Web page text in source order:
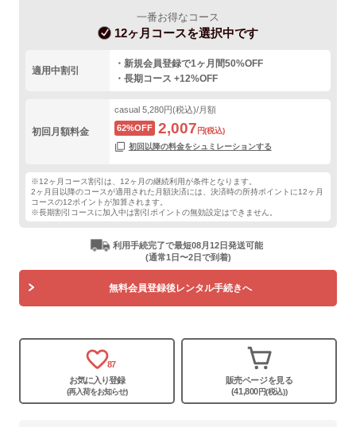
一番お得なコース
12ヶ月コースを選択中です
適用中割引
・新規会員登録で1ヶ月間50%OFF
・長期コース +12%OFF
初回月額料金
casual 5,280円(税込)/月額
62%OFF
2,007 円(税込)
初回以降の料金をシュミレーションする
※12ヶ月コース割引は、12ヶ月の継続利用が条件となります。
2ヶ月目以降のコースが適用された月額決済には、決済時の所持ポイントに12ヶ月
コースの12ポイントが加算されます。
※長期割引コースに加入中は割引ポイントの無効設定はできません。
利用手続完了で最短08月12日発送可能
(通常1日〜2日で到着)
無料会員登録後レンタル手続きへ
87
お気に入り登録
(再入荷をお知らせ)
販売ページを見る
(41,800円(税込))